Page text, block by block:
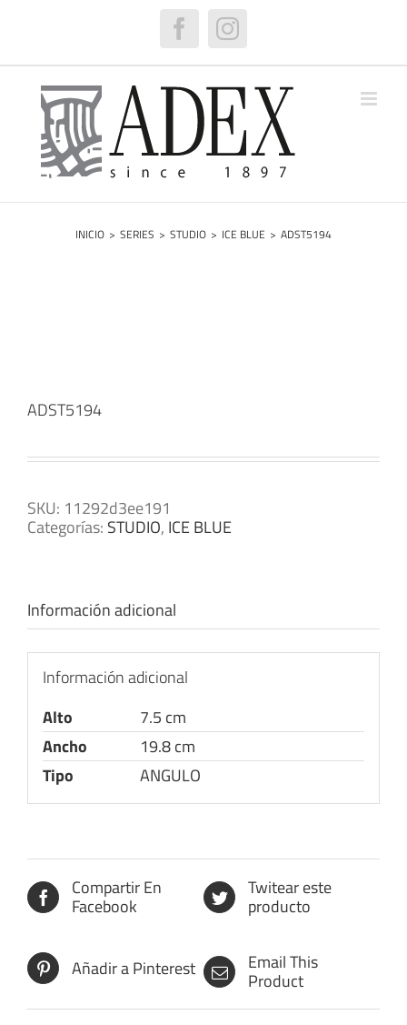
FacebookInstagram
INICIO > SERIES > STUDIO > ICE BLUE > ADST5194
ADST5194
SKU: 11292d3ee191
Categorías: STUDIO, ICE BLUE
Información adicional
Información adicional
Alto
7.5 cm
Ancho
19.8 cm
Tipo
ANGULO
Compartir En
Facebook
Twitear este
producto
Añadir a Pinterest Email This
Product